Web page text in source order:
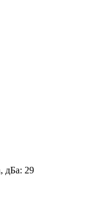
дБа: 29